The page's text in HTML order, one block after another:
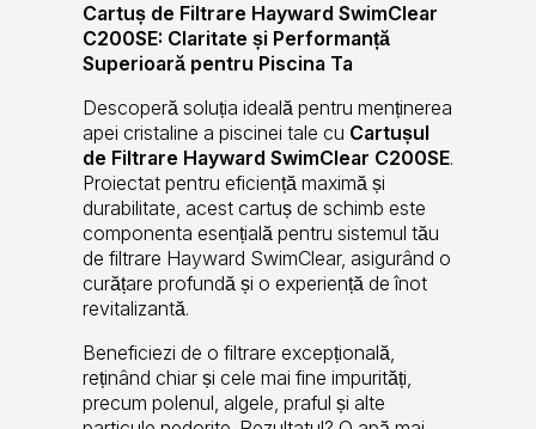
Cartuș de Filtrare Hayward SwimClear
C200SE: Claritate și Performanță
Superioară pentru Piscina Ta
Descoperă soluția ideală pentru menținerea
apei cristaline a piscinei tale cu Cartușul
de Filtrare Hayward SwimClear C200SE.
Proiectat pentru eficiență maximă și
durabilitate, acest cartuș de schimb este
componenta esențială pentru sistemul tău
de filtrare Hayward SwimClear, asigurând o
curățare profundă și o experiență de înot
revitalizantă.
Beneficiezi de o filtrare excepțională,
reținând chiar și cele mai fine impurități,
precum polenul, algele, praful și alte